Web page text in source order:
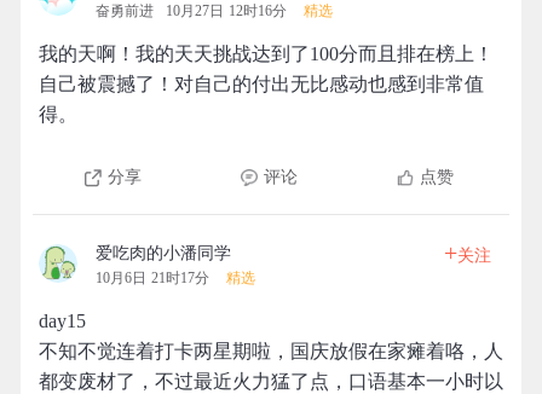
奋勇前进 10月27日 12时16分 精选
我的天啊！我的天天挑战达到了100分而且排在榜上！
自己被震撼了！对自己的付出无比感动也感到非常值
得。
分享 评论 点赞
爱吃肉的小潘同学
10月6日 21时17分 精选
+关注
day15
不知不觉连着打卡两星期啦，国庆放假在家瘫着咯，人
都变废材了，不过最近火力猛了点，口语基本一小时以